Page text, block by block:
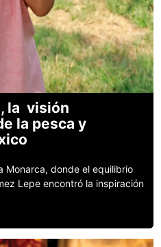
la visión
la pesca y
Monarca, donde el equilibrio
Lepe encontró la inspiración